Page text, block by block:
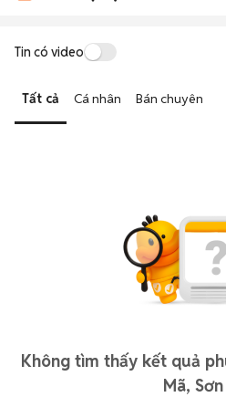
Tin có video
Tất cả Cá nhân Bán chuyên
Không tìm thấy kết quả
Mã,